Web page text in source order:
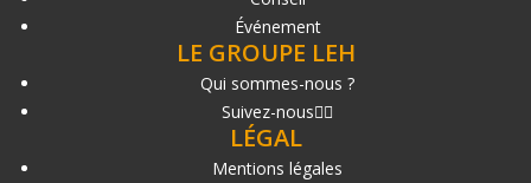
Événement
LE GROUPE LEH
Qui sommes-nous ?
Suivez-nous
LÉGAL
Mentions légales